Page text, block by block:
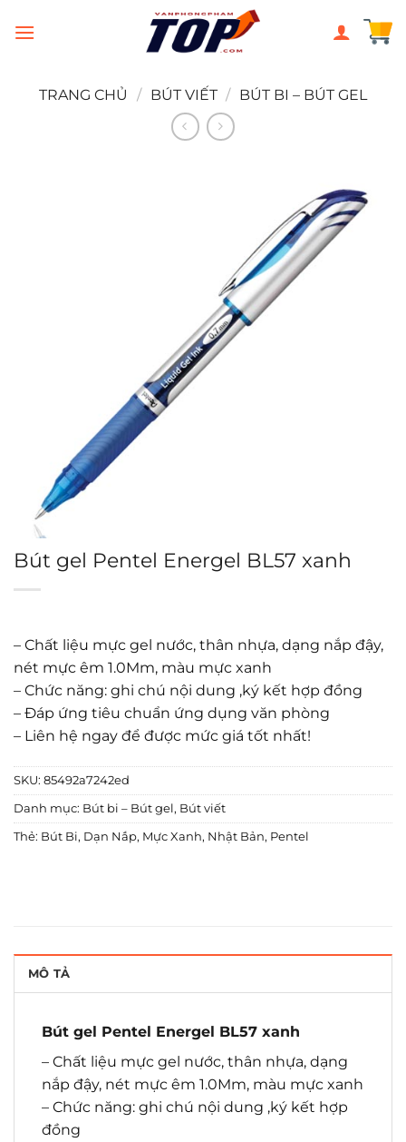
đến
TRANG CHỦ
/ BÚT VIẾT / BÚT BI – BÚT GEL
Bút gel Pentel Energel BL57 xanh
– Chất liệu mực gel nước, thân nhựa, dạng nắp đậy,
nét mực êm 1.0Mm, màu mực xanh
– Chức năng: ghi chú nội dung ,ký kết hợp đồng
– Đáp ứng tiêu chuẩn ứng dụng văn phòng
– Liên hệ ngay để được mức giá tốt nhất!
SKU: 85492a7242ed
Danh mục: Bút bi – Bút gel , Bút viết
Thẻ: Bút Bi, Dạn Nắp, Mực Xanh, Nhật Bản, Pentel
MÔ TẢ
Bút gel Pentel Energel BL57 xanh
– Chất liệu mực gel nước, thân nhựa, dạng
nắp đậy, nét mực êm 1.0Mm, màu mực xanh
– Chức năng: ghi chú nội dung ,ký kết hợp
đồng